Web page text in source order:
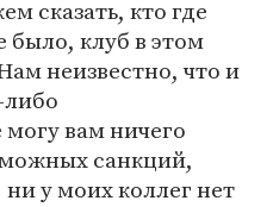
сказать, кто где
было, клуб в этом
неизвестно, что и
вам ничего
санкций,
у моих коллег нет